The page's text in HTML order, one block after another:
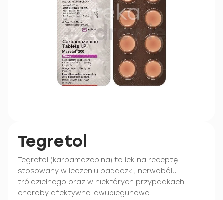
Tegretol
Tegretol (karbamazepina) to lek na receptę
stosowany w leczeniu padaczki, nerwobólu
trójdzielnego oraz w niektórych przypadkach
choroby afektywnej dwubiegunowej.